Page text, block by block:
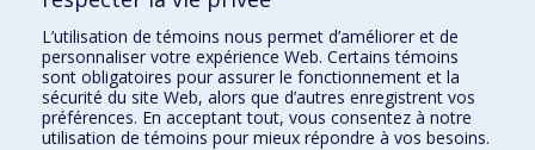
Nous trouver
Plan du site
Accessibilité
L’utilisation de témoins nous permet d’améliorer et de
personnaliser votre expérience Web. Certains témoins
sont obligatoires pour assurer le fonctionnement et la
sécurité du site Web, alors que d’autres enregistrent vos
préférences. En acceptant tout, vous consentez à notre
utilisation de témoins pour mieux répondre à vos besoins.